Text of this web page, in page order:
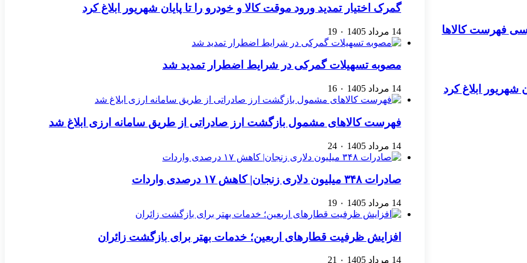
گمرک اختیار تمدید ورود موقت کالا و خودرو را تا پایان شهریور ابلاغ کرد
14 مرداد 1405 ۰ 19
مصوبه تسهیلات گمرکی در شرایط اضطرار تمدید شد
14 مرداد 1405 ۰ 16
فهرست کالاهای مشمول بازگشت ارز صادراتی از طریق سامانه ارزی ابلاغ شد
14 مرداد 1405 ۰ 24
صادرات ۳۴۸ میلیون دلاری زنجان| ‌کاهش ۱۷ درصدی واردات
14 مرداد 1405 ۰ 19
افزایش ظرفیت قطارهای اربعین؛ خدمات بهتر برای بازگشت زائران
14 مرداد 1405 ۰ 21
فهرست کالاها
شهریور ابلاغ کرد